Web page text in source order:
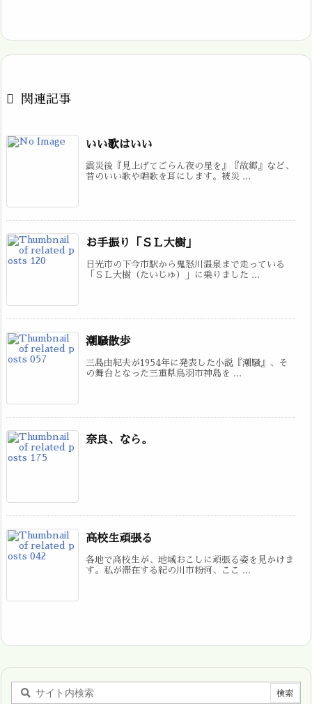
 関連記事
いい歌はいい
震災後『見上げてごらん夜の星を』『故郷』など、
昔のいい歌や唱歌を耳にします。被災 ...
お手振り「ＳＬ大樹」
日光市の下今市駅から鬼怒川温泉まで走っている
「ＳＬ大樹（たいじゅ）」に乗りました ...
潮騒散歩
三島由紀夫が1954年に発表した小説『潮騒』、そ
の舞台となった三重県鳥羽市神島を ...
奈良、なら。
高校生頑張る
各地で高校生が、地域おこしに頑張る姿を見かけま
す。私が滞在する紀の川市粉河、ここ ...